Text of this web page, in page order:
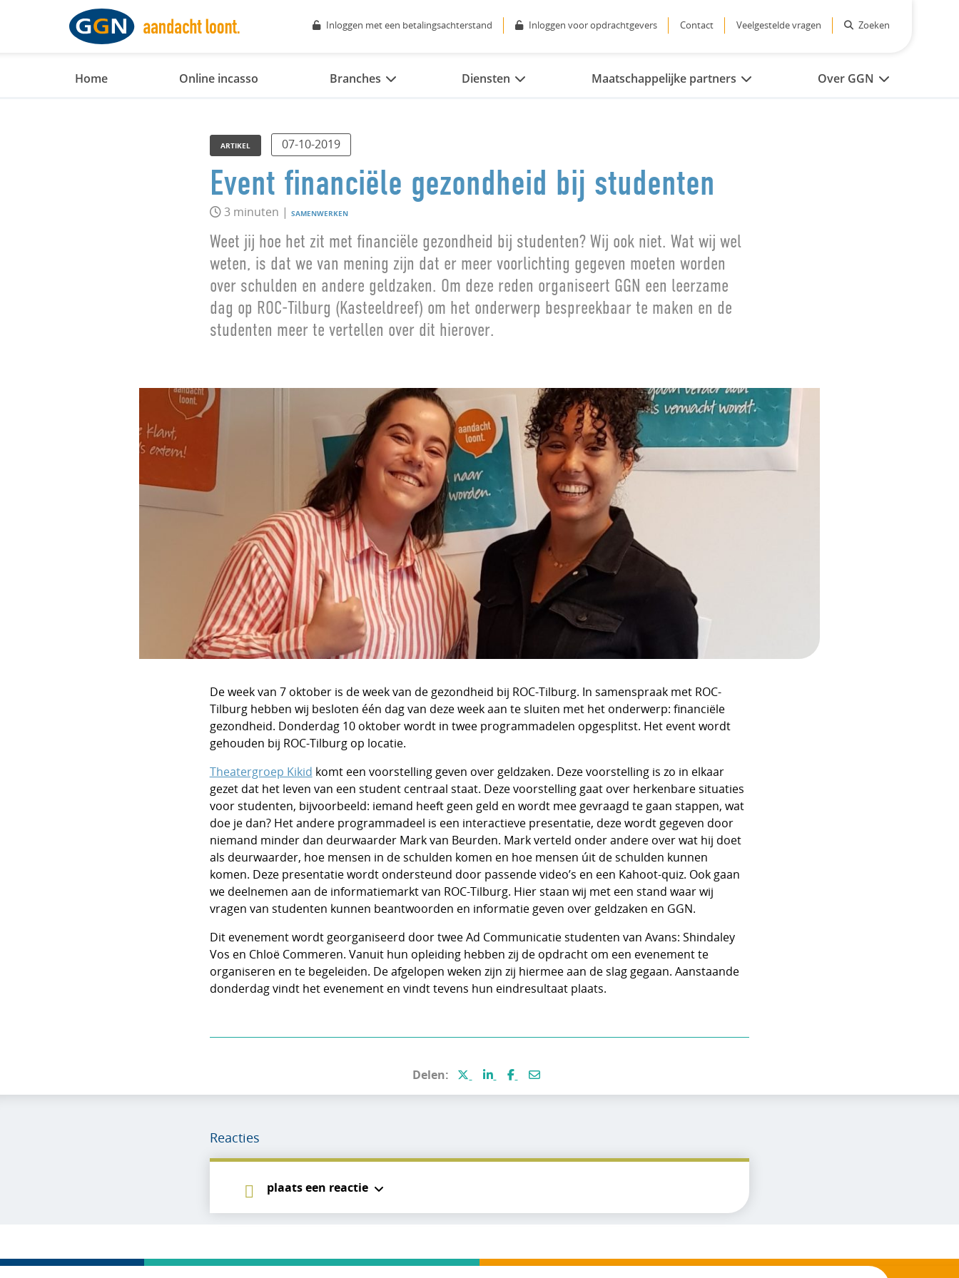
Inloggen met een betalingsachterstand Inloggen voor opdrachtgevers Contact Veelgestelde vragen Zoeken
Home Online incasso Branches Diensten Maatschappelijke partners Over GGN
ARTIKEL 07-10-2019
Event financiële gezondheid bij studenten
3 minuten | SAMENWERKEN
Weet jij hoe het zit met financiële gezondheid bij studenten? Wij ook niet. Wat wij wel
weten, is dat we van mening zijn dat er meer voorlichting gegeven moeten worden
over schulden en andere geldzaken. Om deze reden organiseert GGN een leerzame
dag op ROC-Tilburg (Kasteeldreef) om het onderwerp bespreekbaar te maken en de
studenten meer te vertellen over dit hierover.
De week van 7 oktober is de week van de gezondheid bij ROC-Tilburg. In samenspraak met ROC-
Tilburg hebben wij besloten één dag van deze week aan te sluiten met het onderwerp: financiële
gezondheid. Donderdag 10 oktober wordt in twee programmadelen opgesplitst. Het event wordt
gehouden bij ROC-Tilburg op locatie.
Theatergroep Kikid komt een voorstelling geven over geldzaken. Deze voorstelling is zo in elkaar
gezet dat het leven van een student centraal staat. Deze voorstelling gaat over herkenbare situaties
voor studenten, bijvoorbeeld: iemand heeft geen geld en wordt mee gevraagd te gaan stappen, wat
doe je dan? Het andere programmadeel is een interactieve presentatie, deze wordt gegeven door
niemand minder dan deurwaarder Mark van Beurden. Mark verteld onder andere over wat hij doet
als deurwaarder, hoe mensen in de schulden komen en hoe mensen úit de schulden kunnen
komen. Deze presentatie wordt ondersteund door passende video’s en een Kahoot-quiz. Ook gaan
we deelnemen aan de informatiemarkt van ROC-Tilburg. Hier staan wij met een stand waar wij
vragen van studenten kunnen beantwoorden en informatie geven over geldzaken en GGN.
Dit evenement wordt georganiseerd door twee Ad Communicatie studenten van Avans: Shindaley
Vos en Chloë Commeren. Vanuit hun opleiding hebben zij de opdracht om een evenement te
organiseren en te begeleiden. De afgelopen weken zijn zij hiermee aan de slag gegaan. Aanstaande
donderdag vindt het evenement en vindt tevens hun eindresultaat plaats.
Delen: Deel deze pagina via X (voormalig Twitter)
Deel deze pagina via LinkedIn
Deel deze pagina via Facebook
Deel deze pagina per e-mail
Reacties
plaats een reactie